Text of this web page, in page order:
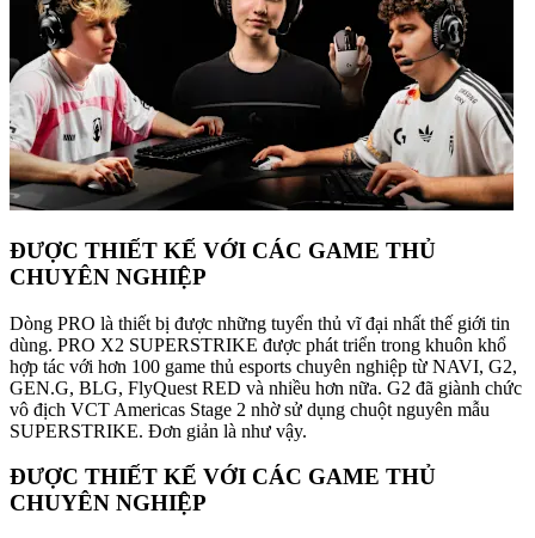
ĐƯỢC THIẾT KẾ VỚI CÁC GAME THỦ
CHUYÊN NGHIỆP
Dòng PRO là thiết bị được những tuyển thủ vĩ đại nhất thế giới tin
dùng. PRO X2 SUPERSTRIKE được phát triển trong khuôn khổ
hợp tác với hơn 100 game thủ esports chuyên nghiệp từ NAVI, G2,
GEN.G, BLG, FlyQuest RED và nhiều hơn nữa. G2 đã giành chức
vô địch VCT Americas Stage 2 nhờ sử dụng chuột nguyên mẫu
SUPERSTRIKE. Đơn giản là như vậy.
ĐƯỢC THIẾT KẾ VỚI CÁC GAME THỦ
CHUYÊN NGHIỆP